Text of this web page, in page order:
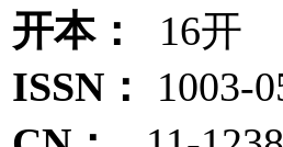
开本：
16开
ISSN：
1003-